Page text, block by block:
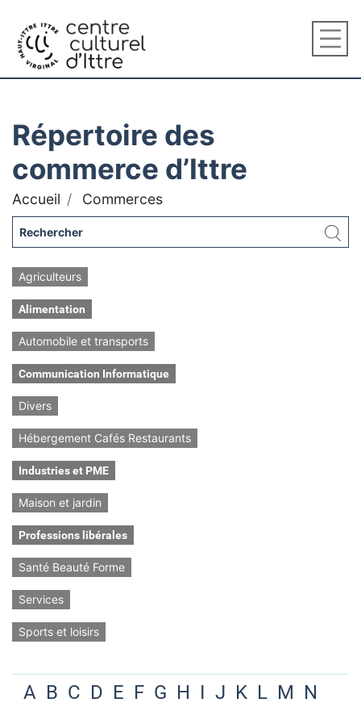
Répertoire des
commerce d’Ittre
Accueil Commerces
Agriculteurs
Alimentation
Automobile et transports
Communication Informatique
Divers
Hébergement Cafés Restaurants
Industries et PME
Maison et jardin
Professions libérales
Santé Beauté Forme
Services
Sports et loisirs
A B C D E F G H I J K L M N